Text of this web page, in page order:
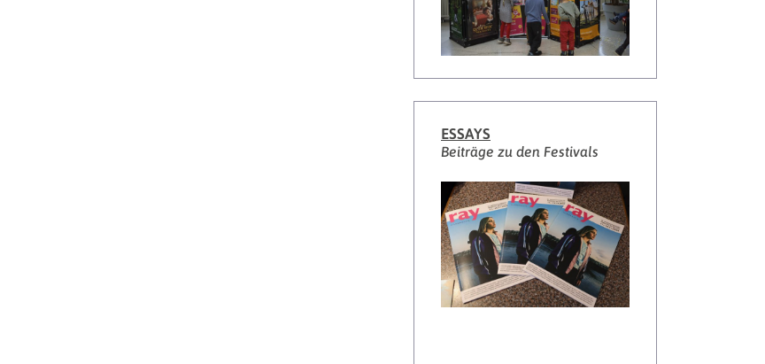
ESSAYS
Beiträge zu den Festivals